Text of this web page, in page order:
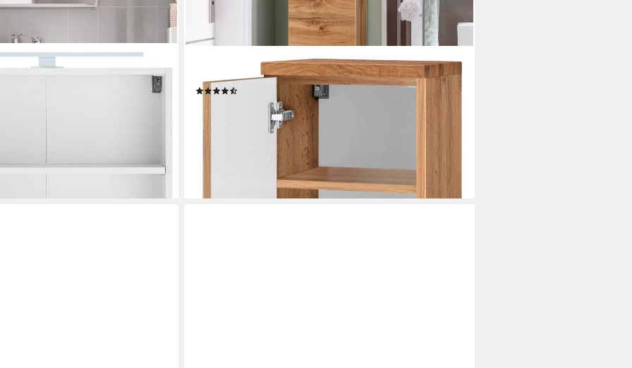
Midischrank Davos
173,99 € 249,99 €
-30%
lieferbar in 3 Wochen